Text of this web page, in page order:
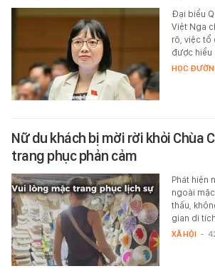
Đại biểu
Việt Nga
rõ, việc tổ
được hiểu
HỌC
Nữ du khách bị mời rời khỏi Chùa
trang phục phản cảm
Phát hiện
ngoài
thấu,
gian di
XÃ HỘI -